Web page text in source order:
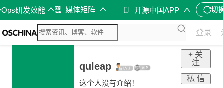
研发效能 媒体矩阵 开源中国APP 切
登录
quleap
这个人没有介绍！
+ 关
注
私 信